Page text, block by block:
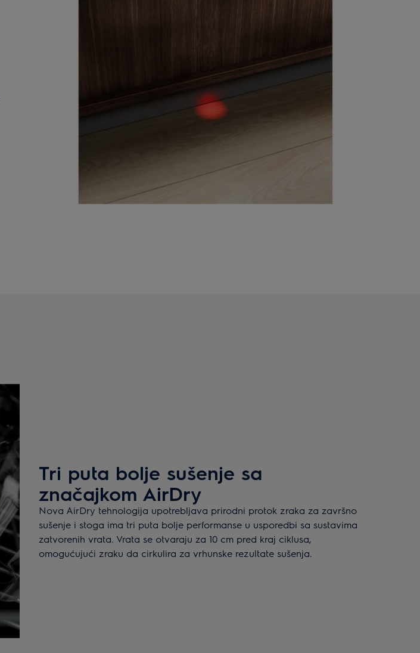
Tri puta bolje sušenje sa
značajkom AirDry
Nova AirDry tehnologija upotrebljava prirodni protok zraka za završno
sušenje i stoga ima tri puta bolje performanse u usporedbi sa sustavima
zatvorenih vrata. Vrata se otvaraju za 10 cm pred kraj ciklusa,
omogućujući zraku da cirkulira za vrhunske rezultate sušenja.